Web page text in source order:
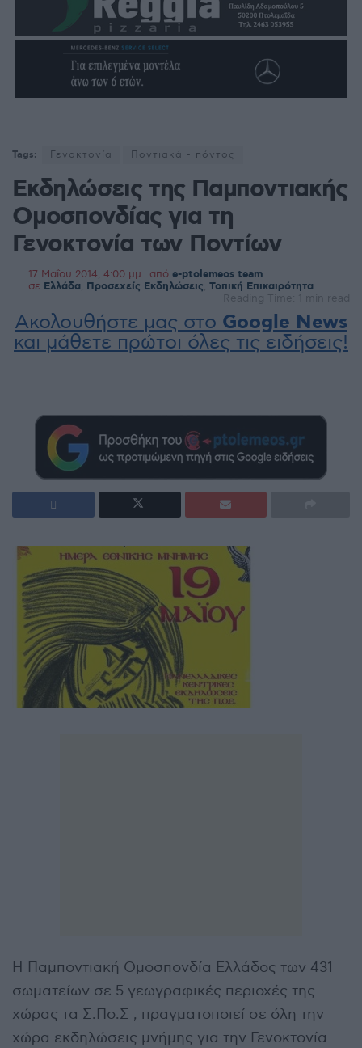
Tags: Γενοκτονία Ποντιακά - πόντος
Εκδηλώσεις της Παμποντιακής
Ομοσπονδίας για τη
Γενοκτονία των Ποντίων
17 Μαΐου 2014, 4:00 μμ από e-ptolemeos team
σε Ελλάδα Προσεχείς Εκδηλώσεις Τοπική Επικαιρότητα
Reading Time: 1 min read
Ακολουθήστε μας στο Google News
και μάθετε πρώτοι όλες τις ειδήσεις!
Η Παμποντιακή Ομοσπονδία Ελλάδος των 431
σωματείων σε 5 γεωγραφικές περιοχές της
χώρας τα Σ.Πο.Σ , πραγματοποιεί σε όλη την
χώρα εκδηλώσεις μνήμης για την Γενοκτονία